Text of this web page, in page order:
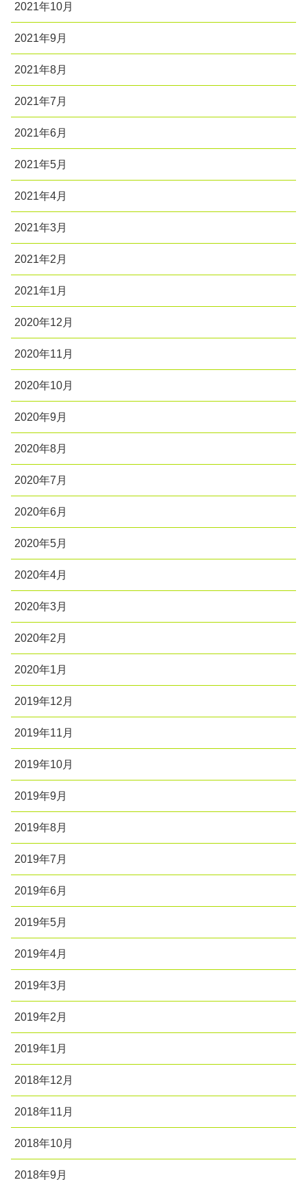
2021年10月
2021年9月
2021年8月
2021年7月
2021年6月
2021年5月
2021年4月
2021年3月
2021年2月
2021年1月
2020年12月
2020年11月
2020年10月
2020年9月
2020年8月
2020年7月
2020年6月
2020年5月
2020年4月
2020年3月
2020年2月
2020年1月
2019年12月
2019年11月
2019年10月
2019年9月
2019年8月
2019年7月
2019年6月
2019年5月
2019年4月
2019年3月
2019年2月
2019年1月
2018年12月
2018年11月
2018年10月
2018年9月